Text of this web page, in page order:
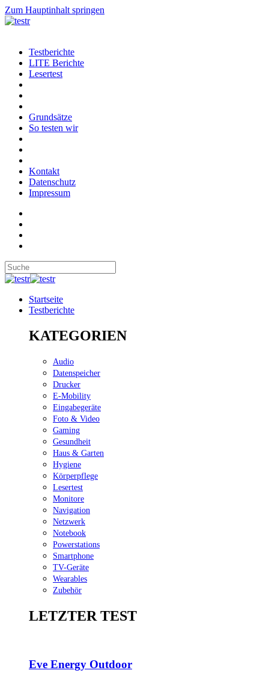
Zum Hauptinhalt springen
Testberichte
LITE Berichte
Lesertest
Grundsätze
So testen wir
Kontakt
Datenschutz
Impressum
Startseite
Testberichte
KATEGORIEN
Audio
Datenspeicher
Drucker
E-Mobility
Eingabegeräte
Foto & Video
Gaming
Gesundheit
Haus & Garten
Hygiene
Körperpflege
Lesertest
Monitore
Navigation
Netzwerk
Notebook
Powerstations
Smartphone
TV-Geräte
Wearables
Zubehör
LETZTER TEST
Eve Energy Out­door